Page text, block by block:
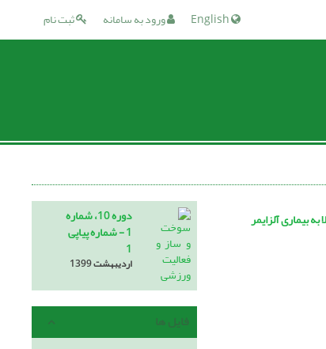
ثبت نام ورود به سامانه
دوره 10، شماره
1 - شماره پیاپی
1
اردیبهشت 1399
فایل ها